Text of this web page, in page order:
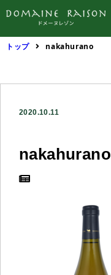
トップ nakahurano
2020.10.11
nakahurano